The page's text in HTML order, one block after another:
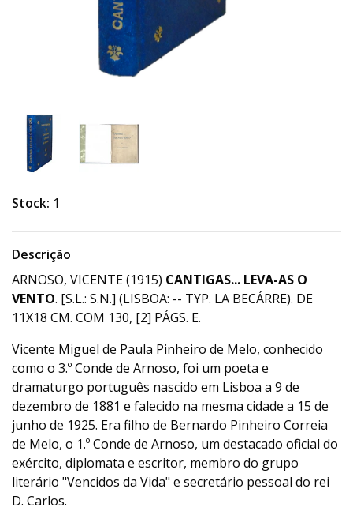
Stock: 1
Descrição
ARNOSO, VICENTE (1915) CANTIGAS... LEVA-AS O
VENTO. [S.L.: S.N.] (LISBOA: -- TYP. LA BECÁRRE). DE
11X18 CM. COM 130, [2] PÁGS. E.
Vicente Miguel de Paula Pinheiro de Melo, conhecido
como o 3.º Conde de Arnoso, foi um poeta e
dramaturgo português nascido em Lisboa a 9 de
dezembro de 1881 e falecido na mesma cidade a 15 de
junho de 1925. Era filho de Bernardo Pinheiro Correia
de Melo, o 1.º Conde de Arnoso, um destacado oficial do
exército, diplomata e escritor, membro do grupo
literário "Vencidos da Vida" e secretário pessoal do rei
D. Carlos.